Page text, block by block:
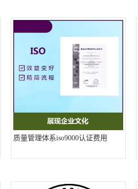
质量管理体系iso9000认证费用